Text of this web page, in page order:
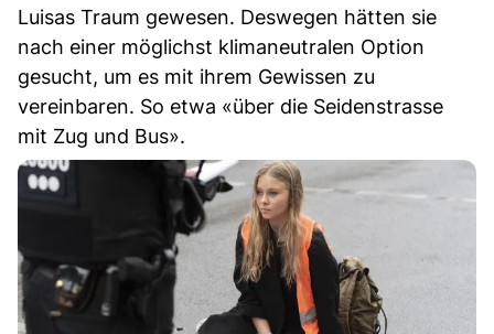
Luisas Traum gewesen. Deswegen hätten sie
nach einer möglichst klimaneutralen Option
gesucht, um es mit ihrem Gewissen zu
vereinbaren. So etwa «über die Seidenstrasse
mit Zug und Bus».